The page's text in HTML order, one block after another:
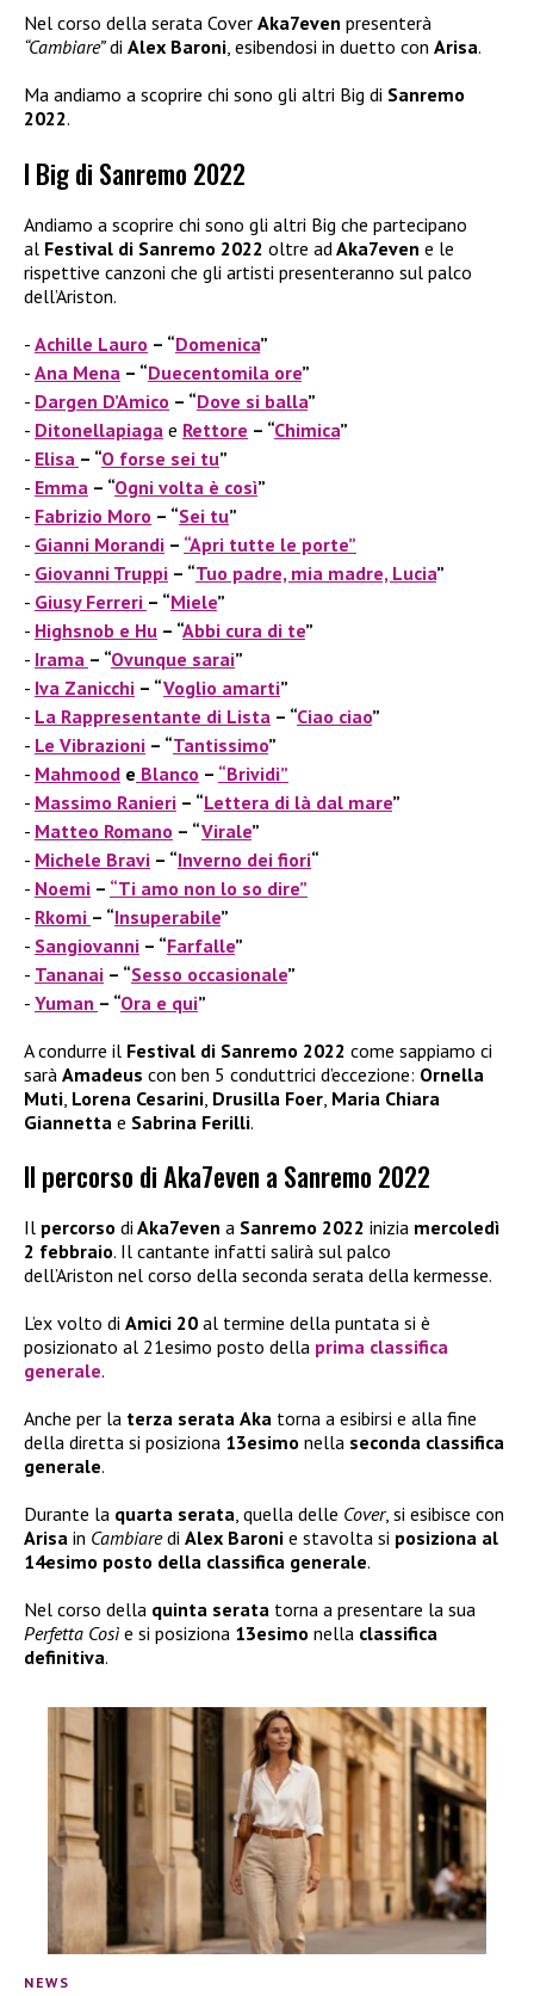
Nel corso della serata Cover Aka7even presenterà
“Cambiare”di Alex Baroni, esibendosi in duetto con Arisa.
Ma andiamo a scoprire chi sono gli altri Big di Sanremo
2022.
I Big di Sanremo 2022
Andiamo a scoprire chi sono gli altri Big che partecipano
al Festival di Sanremo 2022 oltre ad Aka7even e le
rispettive canzoni che gli artisti presenteranno sul palco
dell’Ariston.
Achille Lauro – “Domenica”
Ana Mena – “Duecentomila ore”
Dargen D’Amico – “Dove si balla”
Ditonellapiaga e Rettore – “Chimica”
Elisa – “O forse sei tu”
Emma – “Ogni volta è così”
Fabrizio Moro – “Sei tu”
Gianni Morandi – “Apri tutte le porte”
Giovanni Truppi – “Tuo padre, mia madre, Lucia”
Giusy Ferreri – “Miele”
Highsnob e Hu – “Abbi cura di te”
Irama – “Ovunque sarai”
Iva Zanicchi – “Voglio amarti”
La Rappresentante di Lista – “Ciao ciao”
Le Vibrazioni – “Tantissimo”
Mahmood e Blanco – “Brividi”
Massimo Ranieri – “Lettera di là dal mare”
Matteo Romano – “Virale”
Michele Bravi – “Inverno dei fiori“
Noemi – “Ti amo non lo so dire”
Rkomi – “Insuperabile”
Sangiovanni – “Farfalle”
Tananai – “Sesso occasionale”
Yuman – “Ora e qui”
A condurre il Festival di Sanremo 2022 come sappiamo ci
sarà Amadeus con ben 5 conduttrici d’eccezione: Ornella
Muti Lorena Cesarini Drusilla Foer Maria Chiara
Giannetta e Sabrina Ferilli.
Il percorso di Aka7even a Sanremo 2022
Il percorso di Aka7even a Sanremo 2022 inizia mercoledì
2 febbraio. Il cantante infatti salirà sul palco
dell’Ariston nel corso della seconda serata della kermesse.
L’ex volto di Amici 20 al termine della puntata si è
posizionato al 21esimo posto della prima classifica
generale.
Anche per la terza serata Aka torna a esibirsi e alla fine
della diretta si posiziona 13esimo nella seconda classifica
generale.
Durante la quarta serata, quella delle Cover, si esibisce con
Arisa in Cambiaredi Alex Baroni e stavolta si posiziona al
14esimo posto della classifica generale.
Nel corso della quinta serata torna a presentare la sua
Perfetta Così e si posiziona 13esimo nella classifica
definitiva.
NEWS